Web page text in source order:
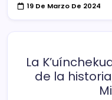
19 De Marzo De 2024
La
de la